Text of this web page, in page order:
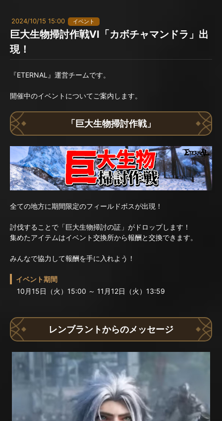
2024/10/15 15:00 イベント
巨大生物掃討作戦VI「カボチャマンドラ」出
現！
『ETERNAL』運営チームです。
開催中のイベントについてご案内します。
「巨大生物掃討作戦」
全ての地方に期間限定のフィールドボスが出現！
討伐することで「巨大生物掃討の証」がドロップします！
集めたアイテムはイベント交換所から報酬と交換できます。
みんなで協力して報酬を手に入れよう！
イベント期間
10月15日（火）15:00 ～ 11月12日（火）13:59
レンブラントからのメッセージ